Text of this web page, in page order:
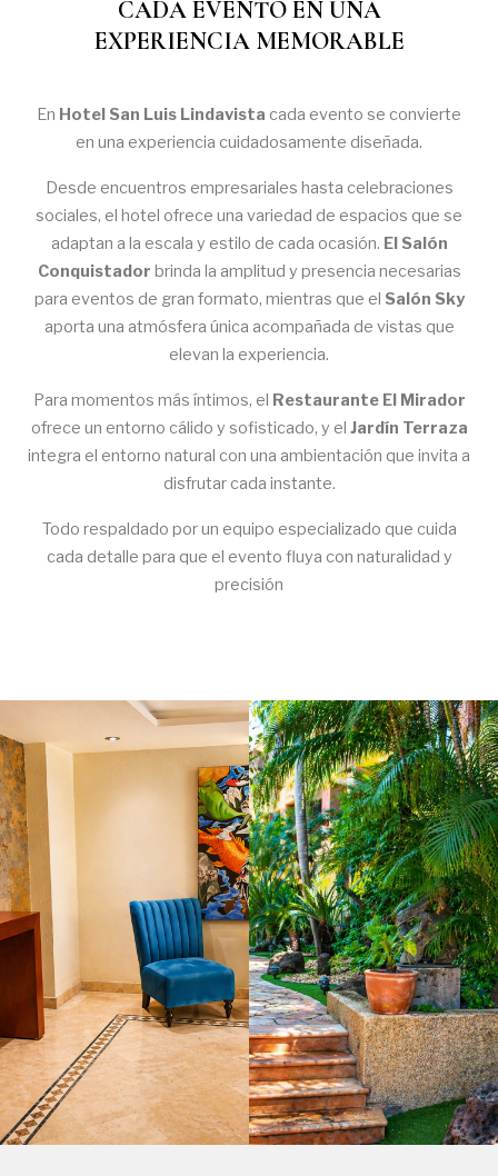
CADA EVENTO EN UNA
EXPERIENCIA MEMORABLE
En Hotel San Luis Lindavista cada evento se convierte
en una experiencia cuidadosamente diseñada.
Desde encuentros empresariales hasta celebraciones
sociales, el hotel ofrece una variedad de espacios que se
adaptan a la escala y estilo de cada ocasión. El Salón
Conquistador brinda la amplitud y presencia necesarias
para eventos de gran formato, mientras que el Salón Sky
aporta una atmósfera única acompañada de vistas que
elevan la experiencia.
Para momentos más íntimos, el Restaurante El Mirador
ofrece un entorno cálido y sofisticado, y el Jardín Terraza
integra el entorno natural con una ambientación que invita a
disfrutar cada instante.
Todo respaldado por un equipo especializado que cuida
cada detalle para que el evento fluya con naturalidad y
precisión